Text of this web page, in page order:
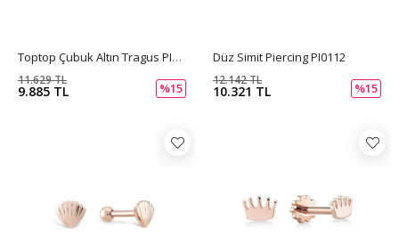
Toptop Çubuk Altın Tragus PI0111
9.885 TL
11.629 TL
%15
Düz Simit Piercing PI0112
10.321 TL
12.142 TL
%15